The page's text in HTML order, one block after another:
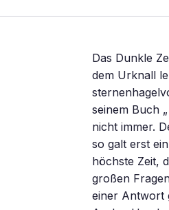
Das Dunkle Zeitalter endete früher als bislang gedacht: Schon 200 Millionen Jahre nach dem Urknall leuchteten die ersten Riesensterne im Universum auf. „Der Himmel ist toll, sternenhagelvoll”, reimte der Dichter und Aphoristiker Erhard Horst Bellermann in seinem Buch „ Veilchen, so weit das Auge reicht”. Doch so toll und voll war der Himmel nicht immer. Denn nach dem Feuerball-Stadium des Urknalls wurde es stockfinster. Und so galt erst einmal das Wort des französischen Dichters Guillaume Apollinaire: „Es ist höchste Zeit, die Sterne anzuzünden.” Wann und wie das geschah, gehört zu den großen Fragen der Kosmologie. Jetzt haben Astronomen zumindest den Schimmer einer Antwort gefunden: Sie entdeckten den Widerschein der ersten Sterne – und deren Asche. Um das zu verstehen, muss man weit ausholen – fast bis zum Anfang der Zeit. Und auch hier trifft wieder das Wort eines Schriftstellers – nicht ins Schwarze, sondern ins gleißend Helle: „Allzu viel Licht hindert uns daran, die Sterne zu sehen”, schrieb Graham Henry Greene. Kosmologisch gewendet heißt dies, dass es zunächst nur Strahlung gab, aber keine Sterne. Die heiße, aus dem Urknall geborene und fast gleichförmig verteilte Materie, die mit der Strahlung anfangs ein undurchdringliches Gemisch bildete, kühlte sich mit der Ausdehnung des Weltraums ab. Als die Temperatur unter 3500 Kelvin fiel (Null Kelvin entspricht minus 273,15 Grad Celsius), konnten die Atomkerne die bis dahin freien Elektronen einfangen. So wurde das Universum durchsichtig: Das Licht hatte gleichsam freie Bahn. Dies geschah rund 380000 Jahre